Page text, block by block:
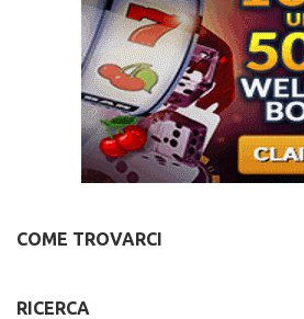
COME TROVARCI
RICERCA